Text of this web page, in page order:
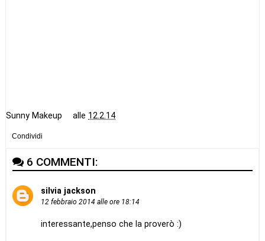
Sunny Makeup alle 12.2.14
Condividi
6 COMMENTI:
silvia jackson
12 febbraio 2014 alle ore 18:14
interessante,penso che la proverò :)